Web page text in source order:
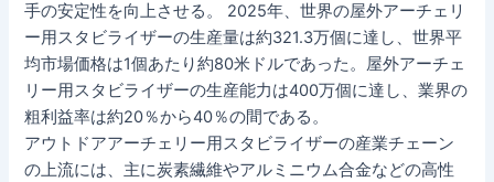
手の安定性を向上させる。 2025年、世界の屋外アーチェリ
ー用スタビライザーの生産量は約321.3万個に達し、世界平
均市場価格は1個あたり約80米ドルであった。屋外アーチェ
リー用スタビライザーの生産能力は400万個に達し、業界の
粗利益率は約20％から40％の間である。
アウトドアアーチェリー用スタビライザーの産業チェーン
の上流には、主に炭素繊維やアルミニウム合金などの高性